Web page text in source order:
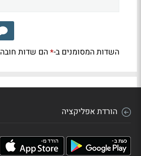
השדות המסומנים ב-*הם שדות חובה
הורדת אפליקציה